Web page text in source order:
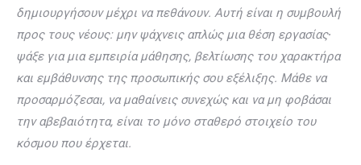
δημιουργήσουν μέχρι να πεθάνουν. Αυτή είναι η συμβουλή
προς τους νέους: μην ψάχνεις απλώς μια θέση εργασίας∙
ψάξε για μια εμπειρία μάθησης, βελτίωσης του χαρακτήρα
και εμβάθυνσης της προσωπικής σου εξέλιξης. Μάθε να
προσαρμόζεσαι, να μαθαίνεις συνεχώς και να μη φοβάσαι
την αβεβαιότητα, είναι το μόνο σταθερό στοιχείο του
κόσμου που έρχεται.